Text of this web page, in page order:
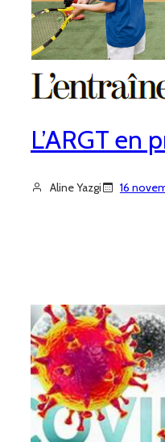
L’ARGT en
Aline Yazgi 16